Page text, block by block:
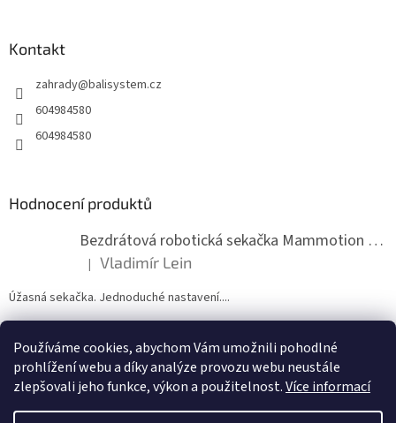
Používáme cookies, abychom Vám umožnili pohodlné
prohlížení webu a díky analýze provozu webu neustále
zlepšovali jeho funkce, výkon a použitelnost.Více informací
Kontakt
zahrady@balisystem.cz
604984580
604984580
Hodnocení produktů
Bezdrátová robotická sekačka Mammotion LUBA mini 2 1500
Hodnocení produktu je 5 z 5 hvězdiček.
| Vladimír Lein
Úžasná sekačka. Jednoduché nastavení....
ZDE NÁM MŮŽETE VLOŽIT HODNOCENÍ